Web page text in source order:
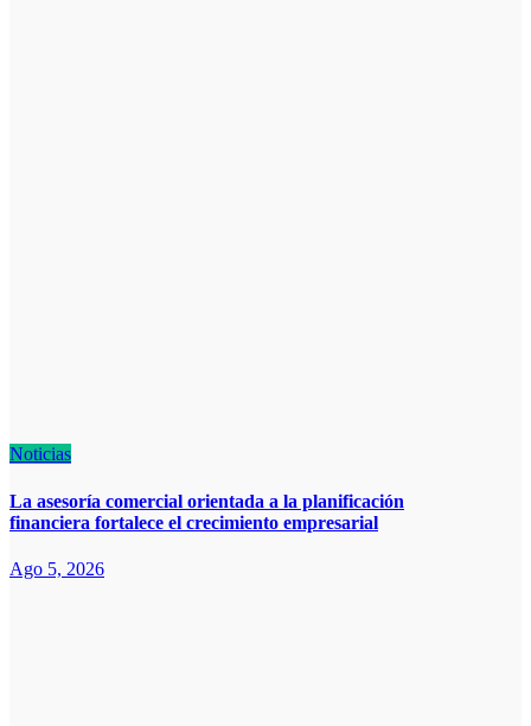
Noticias
La asesoría comercial orientada a la planificación
financiera fortalece el crecimiento empresarial
Ago 5, 2026